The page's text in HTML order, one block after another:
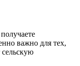
важно для тех,
сельскую